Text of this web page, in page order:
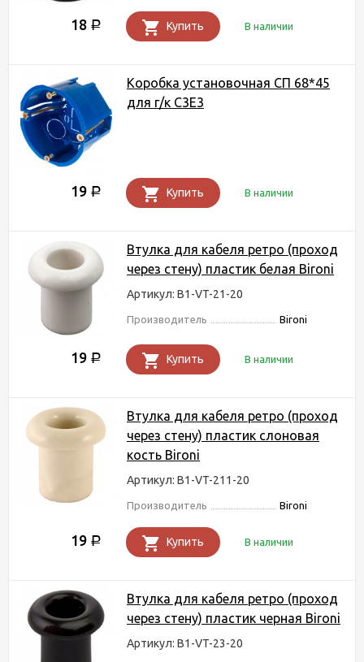
18 Р Купить В наличии
Коробка установочная СП 68*45
для г/к С3Е3
19 Р Купить В наличии
Втулка для кабеля ретро (проход
через стену) пластик белая Bironi
Артикул: B1-VT-21-20
Производитель Bironi
19 Р Купить В наличии
Втулка для кабеля ретро (проход
через стену) пластик слоновая
кость Bironi
Артикул: B1-VT-211-20
Производитель Bironi
19 Р Купить В наличии
Втулка для кабеля ретро (проход
через стену) пластик черная Bironi
Артикул: B1-VT-23-20